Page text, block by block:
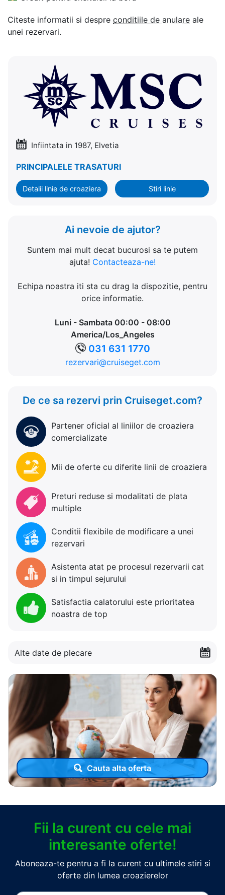
Citeste informatii si despre conditiile de anulare ale
unei rezervari.
Infiintata in 1987, Elvetia
PRINCIPALELE TRASATURI
Detalii linie de croaziera Stiri linie
Ai nevoie de ajutor?
Suntem mai mult decat bucurosi sa te putem
ajuta! Contacteaza-ne!
Echipa noastra iti sta cu drag la dispozitie, pentru
orice informatie.
Luni - Sambata 00:00 - 08:00
America/Los_Angeles
031 631 1770
rezervari@cruiseget.com
De ce sa rezervi prin Cruiseget.com?
Partener oficial al liniilor de croaziera
comercializate
Mii de oferte cu diferite linii de croaziera
Preturi reduse si modalitati de plata
multiple
Conditii flexibile de modificare a unei
rezervari
Asistenta atat pe procesul rezervarii cat
si in timpul sejurului
Satisfactia calatorului este prioritatea
noastra de top
Alte date de plecare
Cauta alta oferta
Fii la curent cu cele mai
interesante oferte!
Aboneaza-te pentru a fi la curent cu ultimele stiri si
oferte din lumea croazierelor